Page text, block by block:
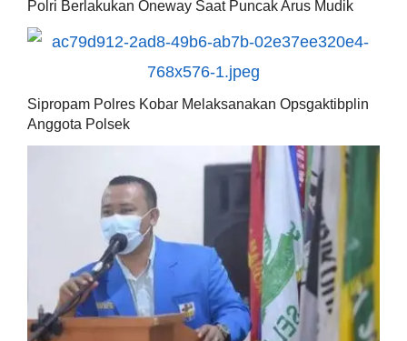
Polri Berlakukan Oneway Saat Puncak Arus Mudik
Sipropam Polres Kobar Melaksanakan Opsgaktibplin
Anggota Polsek